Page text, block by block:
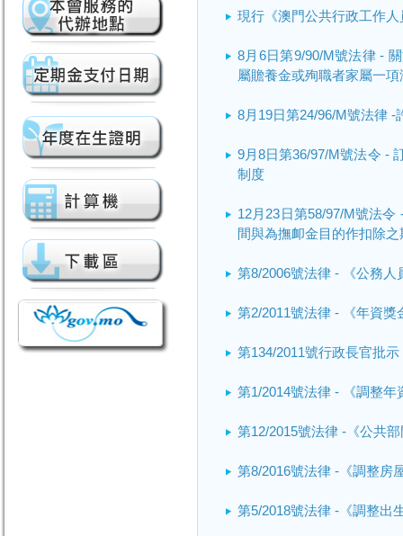
現行《澳門公共行政工作人
8月6日第9/90/M號法律 -
屬贍養金或殉職者家屬一
8月19日第24/96/M號法律
9月8日第36/97/M號法令 -
制度
12月23日第58/97/M號法
間與為撫卹金目的作扣除
第8/2006號法律 - 《公務人
第2/2011號法律 - 《年資
第134/2011號行政長官批示
第1/2014號法律 - 《調整
第12/2015號法律 -《公共
第8/2016號法律 -《調整房
第5/2018號法律 -《調整出